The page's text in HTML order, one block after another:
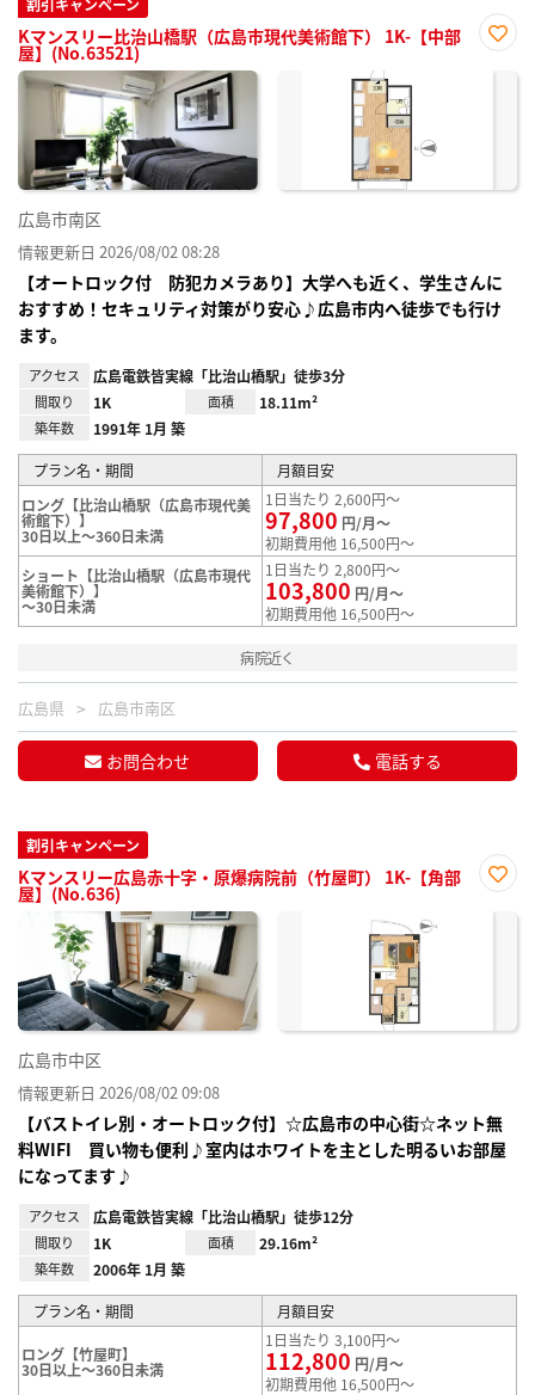
Kマンスリー比治山橋駅（広島市現代美術館下） 1K-【中部
屋】(No.63521)
に入
広島市南区
情報更新日 2026/08/02 08:28
【オートロック付 防犯カメラあり】大学へも近く、学生さんに
おすすめ！セキュリティ対策がり安心♪広島市内へ徒歩でも行け
ます。
アクセス 広島電鉄皆実線「比治山橋駅」徒歩3分
間取り 1K 面積 18.11m²
築年数 1991年 1月 築
プラン名・期間
月額目安
ロング【比治山橋駅（広島市現代美
術館下）】
30日以上～360日未満
1日当たり 2,600円～
97,800 円/月～
初期費用他 16,500円～
ショート【比治山橋駅（広島市現代
美術館下）】
～30日未満
1日当たり 2,800円～
103,800 円/月～
初期費用他 16,500円～
病院近く
広島県 広島市南区
お問合わせ 電話する
割引キャンペーン
Kマンスリー広島赤十字・原爆病院前（竹屋町） 1K-【角部
屋】(No.636)
に入
広島市中区
情報更新日 2026/08/02 09:08
【バストイレ別・オートロック付】☆広島市の中心街☆ネット無
料WIFI 買い物も便利♪室内はホワイトを主とした明るいお部屋
になってます♪
アクセス 広島電鉄皆実線「比治山橋駅」徒歩12分
間取り 1K 面積 29.16m²
築年数 2006年 1月 築
プラン名・期間 月額目安
ロング【竹屋町】
30日以上～360日未満
1日当たり 3,100円～
112,800 円/月～
初期費用他 16,500円～